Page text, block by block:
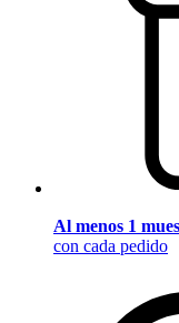
Al menos 1
con cada pedido